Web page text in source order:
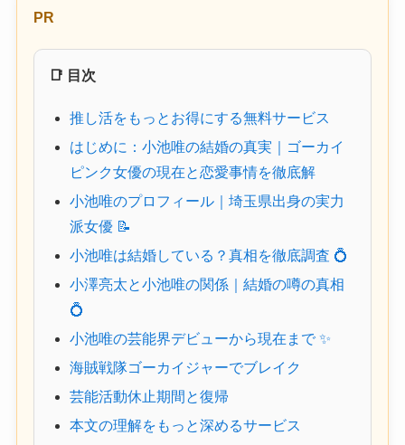
PR
📑 目次
推し活をもっとお得にする無料サービス
はじめに：小池唯の結婚の真実｜ゴーカイ
ピンク女優の現在と恋愛事情を徹底解
小池唯のプロフィール｜埼玉県出身の実力
派女優 📝
小池唯は結婚している？真相を徹底調査 💍
小澤亮太と小池唯の関係｜結婚の噂の真相
💍
小池唯の芸能界デビューから現在まで ✨
海賊戦隊ゴーカイジャーでブレイク
芸能活動休止期間と復帰
本文の理解をもっと深めるサービス